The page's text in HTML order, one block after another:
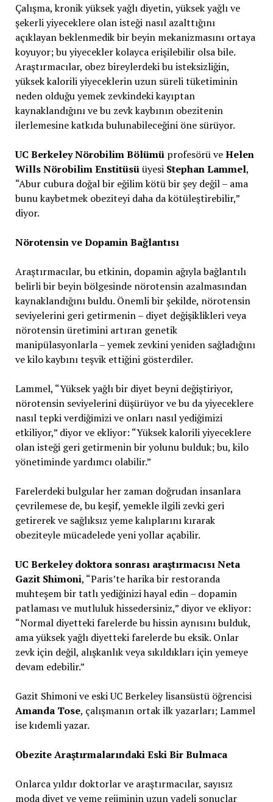
Çalışma, kronik yüksek yağlı diyetin, yüksek yağlı ve
şekerli yiyeceklere olan isteği nasıl azalttığını
açıklayan beklenmedik bir beyin mekanizmasını ortaya
koyuyor; bu yiyecekler kolayca erişilebilir olsa bile.
Araştırmacılar, obez bireylerdeki bu isteksizliğin,
yüksek kalorili yiyeceklerin uzun süreli tüketiminin
neden olduğu yemek zevkindeki kayıptan
kaynaklandığını ve bu zevk kaybının obezitenin
ilerlemesine katkıda bulunabileceğini öne sürüyor.
UC Berkeley Nörobilim Bölümüprofesörü veHelen
Wills Nörobilim Enstitüsüüyesi Stephan Lammel,
“Abur cubura doğal bir eğilim kötü bir şey değil – ama
bunu kaybetmek obeziteyi daha da kötüleştirebilir,”
diyor.
Nörotensin ve Dopamin Bağlantısı
Araştırmacılar, bu etkinin, dopamin ağıyla bağlantılı
belirli bir beyin bölgesinde nörotensin azalmasından
kaynaklandığını buldu. Önemli bir şekilde, nörotensin
seviyelerini geri getirmenin – diyet değişiklikleri veya
nörotensin üretimini artıran genetik
manipülasyonlarla – yemek zevkini yeniden sağladığını
ve kilo kaybını teşvik ettiğini gösterdiler.
Lammel, “Yüksek yağlı bir diyet beyni değiştiriyor,
nörotensin seviyelerini düşürüyor ve bu da yiyeceklere
nasıl tepki verdiğimizi ve onları nasıl yediğimizi
etkiliyor,” diyor ve ekliyor: “Yüksek kalorili yiyeceklere
olan isteği geri getirmenin bir yolunu bulduk; bu, kilo
yönetiminde yardımcı olabilir.”
Farelerdeki bulgular her zaman doğrudan insanlara
çevrilemese de, bu keşif, yemekle ilgili zevki geri
getirerek ve sağlıksız yeme kalıplarını kırarak
obeziteyle mücadelede yeni yollar açabilir.
UC Berkeley doktora sonrası araştırmacısıNeta
Gazit Shimoni, “Paris’te harika bir restoranda
muhteşem bir tatlı yediğinizi hayal edin – dopamin
patlaması ve mutluluk hissedersiniz,” diyor ve ekliyor:
“Normal diyetteki farelerde bu hissin aynısını bulduk,
ama yüksek yağlı diyetteki farelerde bu eksik. Onlar
zevk için değil, alışkanlık veya sıkıldıkları için yemeye
devam edebilir.”
Gazit Shimoni ve eski UC Berkeley lisansüstü öğrencisi
Amanda Tose, çalışmanın ortak ilk yazarları; Lammel
ise kıdemli yazar.
Obezite Araştırmalarındaki Eski Bir Bulmaca
Onlarca yıldır doktorlar ve araştırmacılar, sayısız
moda diyet ve yeme rejiminin uzun vadeli sonuçlar